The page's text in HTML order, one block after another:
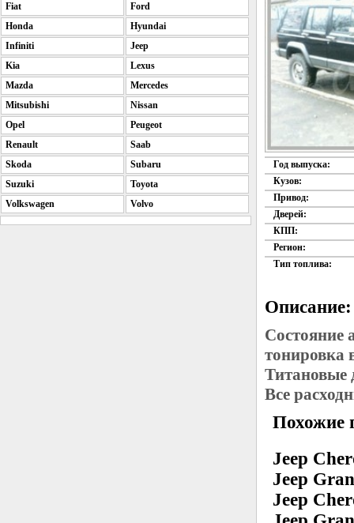
Год выпуска:
Кузов:
Привод:
Дверей:
КПП:
Регион:
Тип топлива:
Описание:
Состояние
тонировка
Титановые
Все
Похожие
Jeep
Jeep
Jeep
Fiat
Ford
Honda
Hyundai
Infiniti
Jeep
Kia
Lexus
Mazda
Mercedes
Mitsubishi
Nissan
Opel
Peugeot
Renault
Saab
Skoda
Subaru
Suzuki
Toyota
Volkswagen
Volvo